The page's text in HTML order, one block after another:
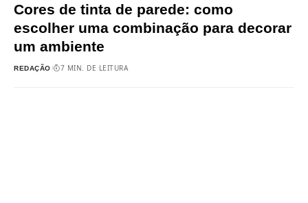
Cores de tinta de parede: como
escolher uma combinação para decorar
um ambiente
REDAÇÃO 7 MIN. DE LEITURA